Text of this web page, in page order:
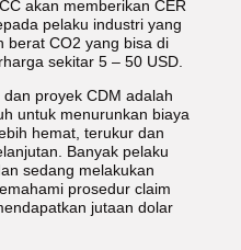
akan memberikan CER
pelaku industri yang
berat CO2 yang bisa di
sekitar 5 – 50 USD.
proyek CDM adalah
untuk menurunkan biaya
hemat, terukur dan
Banyak pelaku
sedang melakukan
prosedur claim
jutaan dolar